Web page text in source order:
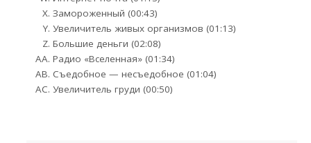
Замороженный (00:43)
Увеличитель живых организмов (01:13)
Большие деньги (02:08)
Радио «Вселенная» (01:34)
Съедобное — несъедобное (01:04)
Увеличитель груди (00:50)